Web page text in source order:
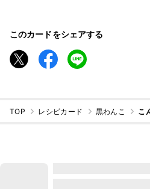
このカードをシェアする
TOP レシピカード 黒わんこ こ